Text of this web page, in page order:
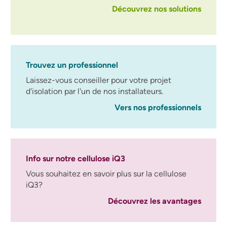
Découvrez nos solutions
Trouvez un professionnel
Laissez-vous conseiller pour votre projet
d'isolation par l'un de nos installateurs.
Vers nos professionnels
Info sur notre cellulose iQ3
Vous souhaitez en savoir plus sur la cellulose
iQ3?
Découvrez les avantages